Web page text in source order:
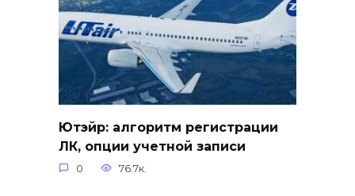
Ютэйр: алгоритм регистрации
ЛК, опции учетной записи
0 76.7к.